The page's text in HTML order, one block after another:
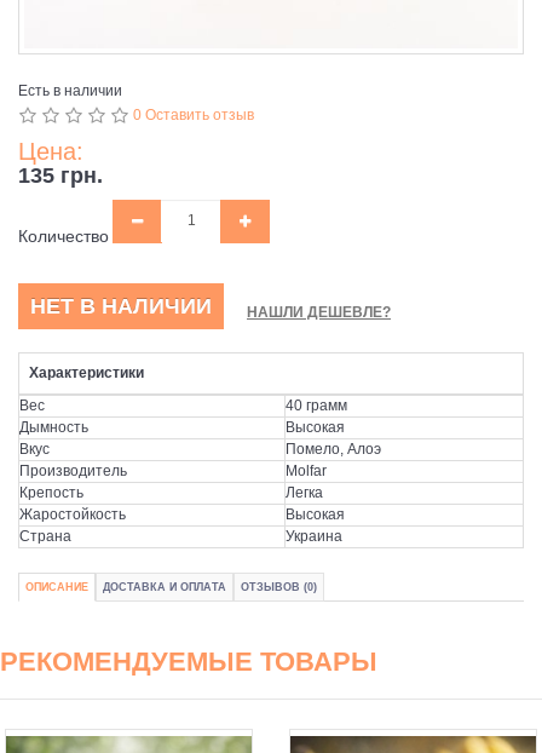
Есть в наличии
0 Оставить отзыв
Цена:
135 грн.
Количество
НЕТ В НАЛИЧИИ НАШЛИ ДЕШЕВЛЕ?
Характеристики
Вес
40 грамм
Дымность
Высокая
Вкус
Помело, Алоэ
Производитель
Molfar
Крепость
Легка
Жаростойкость
Высокая
Страна
Украина
ОПИСАНИЕ ДОСТАВКА И ОПЛАТА ОТЗЫВОВ (0)
РЕКОМЕНДУЕМЫЕ ТОВАРЫ